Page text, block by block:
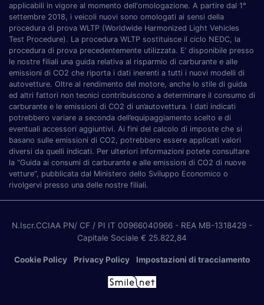
applicabili in vigore al momento dell'omologazione. A partire dal 1°
settembre 2018, i veicoli nuovi sono omologati ai sensi della
procedura di prova WLTP (Worldwide Harmonized Light Vehicles
Test Procedure). La procedura WLTP sostituisce il ciclo NEDC, la
procedura di prova precedentemente utilizzata. E’ disponibile presso
le nostre filiali una guida relativa al risparmio di carburante e alle
emissioni di CO2 che riporta i dati inerenti a tutti i nuovi modelli di
autovetture. Oltre al rendimento del motore, anche lo stile di guida
ed altri fattori non tecnici contribuiscono a determinare il consumo di
carburante e le emissioni di CO2 di un’autovettura. I dati indicati
potrebbero variare a seconda dell’equipaggiamento scelto e di
eventuali accessori aggiuntivi. Ai fini del calcolo di imposte che si
basano sulle emissioni di CO2, potrebbero essere applicati valori
diversi da quelli indicati. Per ulteriori informazioni potete consultare
la “Guida ai consumi di carburante e alle emissioni di CO2 di nuove
vetture”, pubblicata dal Ministero dello Sviluppo Economico o
rivolgervi presso una delle nostre filiali.
N.Iscr.CCIAA PN/ CF / PI IT 00966040966 - REA MB-1318429 -
Capitale Sociale € 25.822,84
Cookie Policy Privacy Policy Impostazioni di tracciamento